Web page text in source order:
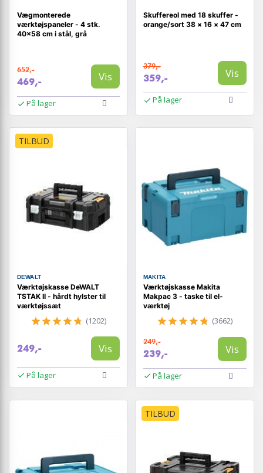
Vægmonterede
værktøjspaneler - 4 stk.
40×58 cm i stål, grå
652,-
469,- Vis
På lager
Skuffereol med 18 skuffer -
orange/sort 38 × 16 × 47 cm
379,-
359,- Vis
På lager
TILBUD
DEWALT
Værktøjskasse DeWALT
TSTAK II - hårdt hylster til
værktøjssæt
(1202)
249,- Vis
På lager
MAKITA
Værktøjskasse Makita
Makpac 3 - taske til el-
værktøj
(3662)
249,-
239,- Vis
På lager
TILBUD